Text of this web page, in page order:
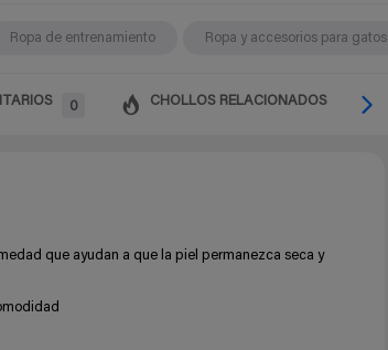
Ropa de entrenamiento Ropa y accesorios para gatos
0 CHOLLOS RELACIONADOS
que ayudan a que la piel permanezca seca y